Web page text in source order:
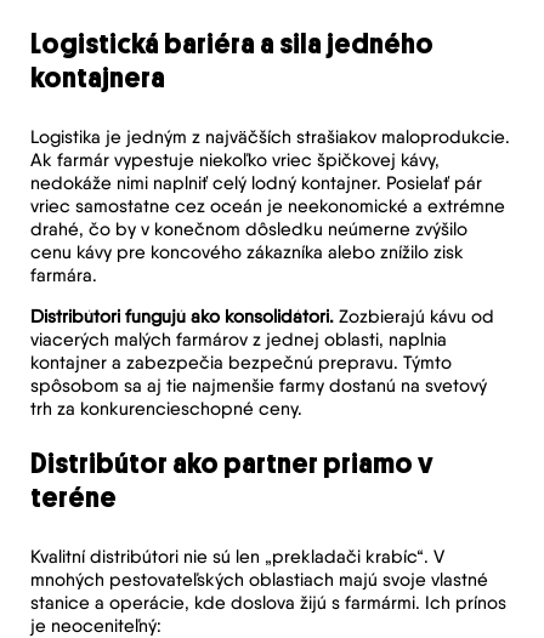
Logistická bariéra a sila jedného
kontajnera
Logistika je jedným z najväčších strašiakov maloprodukcie.
Ak farmár vypestuje niekoľko vriec špičkovej kávy,
nedokáže nimi naplniť celý lodný kontajner. Posielať pár
vriec samostatne cez oceán je neekonomické a extrémne
drahé, čo by v konečnom dôsledku neúmerne zvýšilo
cenu kávy pre koncového zákazníka alebo znížilo zisk
farmára.
Distribútori fungujú ako konsolidátori. Zozbierajú kávu od
viacerých malých farmárov z jednej oblasti, naplnia
kontajner a zabezpečia bezpečnú prepravu. Týmto
spôsobom sa aj tie najmenšie farmy dostanú na svetový
trh za konkurencieschopné ceny.
Distribútor ako partner priamo v
teréne
Kvalitní distribútori nie sú len „prekladači krabíc“. V
mnohých pestovateľských oblastiach majú svoje vlastné
stanice a operácie, kde doslova žijú s farmármi. Ich prínos
je neoceniteľný: